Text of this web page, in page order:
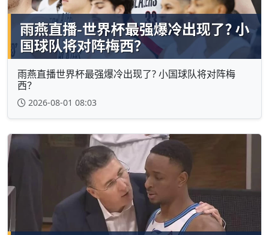
雨燕直播世界杯最强爆冷出现了? 小国球队将对阵梅
西？
2026-08-01 08:03